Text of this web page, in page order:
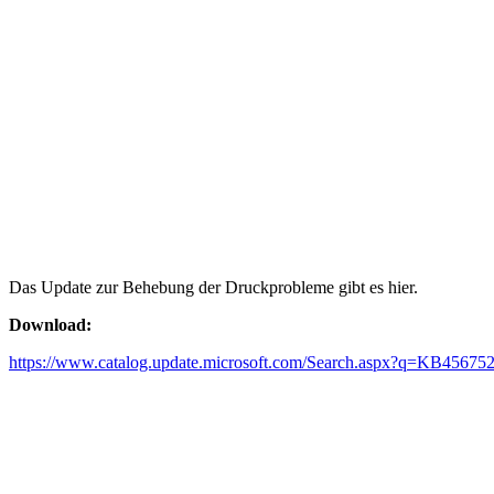
Das Update zur Behebung der Druckprobleme gibt es hier.
Download:
https://www.catalog.update.microsoft.com/